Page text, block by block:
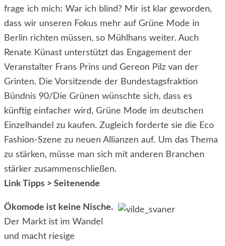
frage ich mich: War ich blind? Mir ist klar geworden,
dass wir unseren Fokus mehr auf Grüne Mode in
Berlin richten müssen, so Mühlhans weiter. Auch
Renate Künast unterstützt das Engagement der
Veranstalter Frans Prins und Gereon Pilz van der
Grinten. Die Vorsitzende der Bundestagsfraktion
Bündnis 90/Die Grünen wünschte sich, dass es
künftig einfacher wird, Grüne Mode im deutschen
Einzelhandel zu kaufen. Zugleich forderte sie die Eco
Fashion-Szene zu neuen Allianzen auf. Um das Thema
zu stärken, müsse man sich mit anderen Branchen
stärker zusammenschließen.
Link Tipps > Seitenende
Ökomode ist keine Nische.
Der Markt ist im Wandel
und macht riesige